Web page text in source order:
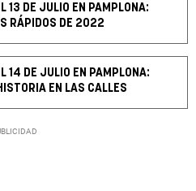
13 DE JULIO EN PAMPLONA:
RÁPIDOS DE 2022
14 DE JULIO EN PAMPLONA:
EN LAS CALLES